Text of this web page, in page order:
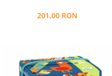
201,00 RON